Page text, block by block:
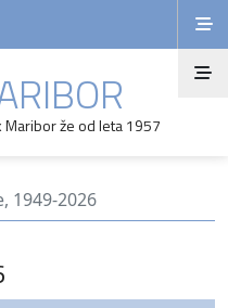
že od leta 1957
1949-2026